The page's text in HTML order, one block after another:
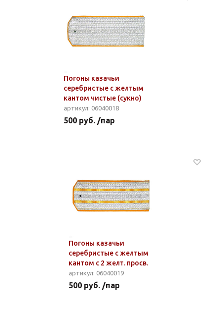
Погоны казачьи
серебристые с желтым
кантом чистые (сукно)
артикул: 06040018
500 руб. /пар
Погоны казачьи
серебристые с желтым
кантом с 2 желт. просв.
артикул: 06040019
500 руб. /пар